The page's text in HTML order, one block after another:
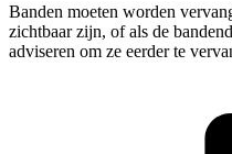
Banden moeten worden
zichtbaar zijn, of als de
adviseren om ze eerder te